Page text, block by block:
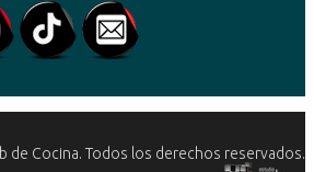
de Cocina. Todos los derechos reservados.